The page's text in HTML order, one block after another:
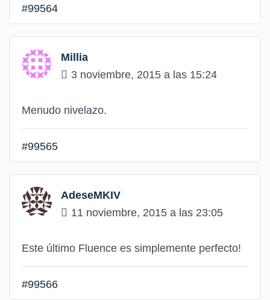
#99564
Millia
3 noviembre, 2015 a las 15:24
Menudo nivelazo.
#99565
AdeseMKIV
11 noviembre, 2015 a las 23:05
Este último Fluence es simplemente perfecto!
#99566